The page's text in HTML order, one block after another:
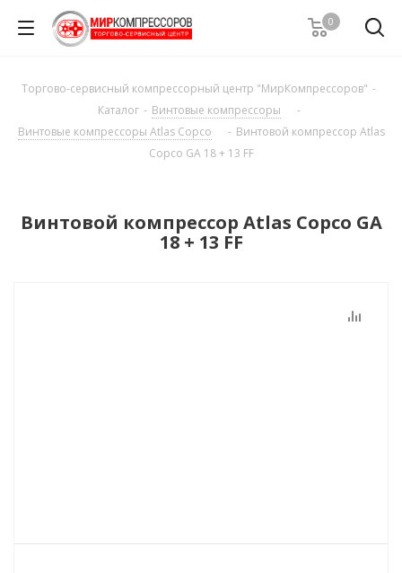
0
Торгово-сервисный компрессорный центр "МирКомпрессоров" -
Каталог - Винтовые компрессоры
-
Винтовые компрессоры Atlas Copco
- Винтовой компрессор Atlas
Copco GA 18 + 13 FF
Винтовой компрессор Atlas Copco GA
18 + 13 FF